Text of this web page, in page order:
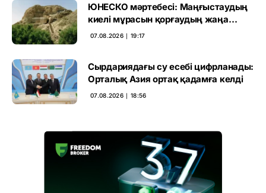
ЮНЕСКО мәртебесі: Маңғыстаудың
киелі мұрасын қорғаудың жаңа
кезеңі басталды
07.08.2026 ∣ 19:17
Сырдариядағы су есебі цифрланады:
Орталық Азия ортақ қадамға келді
07.08.2026 ∣ 18:56